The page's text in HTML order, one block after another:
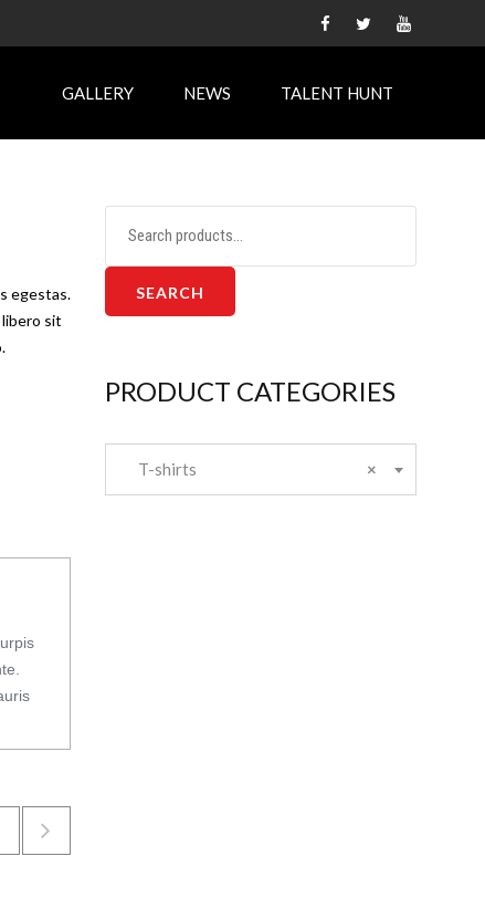
GALLERY NEWS TALENT HUNT
egestas.
sit
for:
SEARCH
PRODUCT CATEGORIES
×
T-shirts